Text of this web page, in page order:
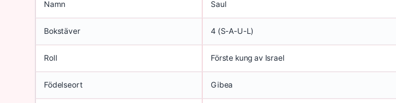
Namn Saul
Bokstäver 4 (S-A-U-L)
Roll Förste kung av Israel
Födelseort Gibea